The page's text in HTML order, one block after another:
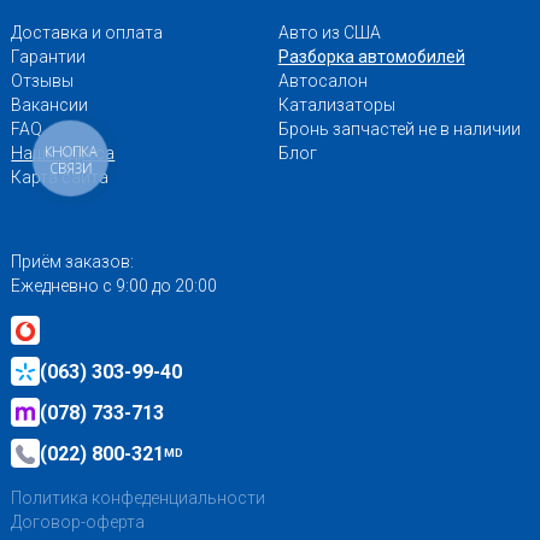
Доставка и оплата
Гарантии
Отзывы
Вакансии
FAQ
Наши адреса
Карта сайта
Авто из США
Разборка автомобилей
Автосалон
Катализаторы
Бронь запчастей не в наличии
Блог
Приём заказов:
Ежедневно с 9:00 до 20:00
(063) 303-99-40
(078) 733-713
(022) 800-321MD
Политика конфеденциальности
Договор-оферта
КНОПКА
СВЯЗИ